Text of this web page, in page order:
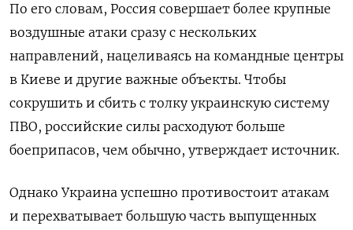
По его словам, Россия совершает более крупные
воздушные атаки сразу с нескольких
направлений, нацеливаясь на командные центры
в Киеве и другие важные объекты. Чтобы
сокрушить и сбить с толку украинскую систему
ПВО, российские силы расходуют больше
боеприпасов, чем обычно, утверждает источник.
Однако Украина успешно противостоит атакам
и перехватывает большую часть выпущенных